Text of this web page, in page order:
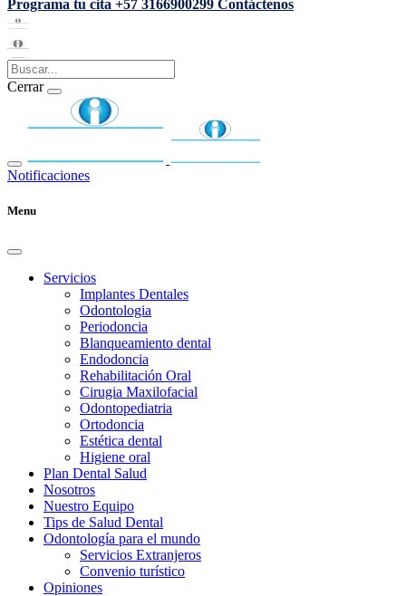
Programa tu cita +57 3166900299 Contáctenos
Cerrar
Notificaciones
Menu
Servicios
Implantes Dentales
Odontologia
Periodoncia
Blanqueamiento dental
Endodoncia
Rehabilitación Oral
Cirugia Maxilofacial
Odontopediatria
Ortodoncia
Estética dental
Higiene oral
Plan Dental Salud
Nosotros
Nuestro Equipo
Tips de Salud Dental
Odontología para el mundo
Servicios Extranjeros
Convenio turístico
Opiniones